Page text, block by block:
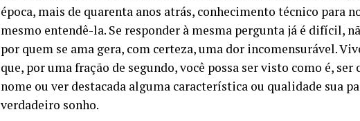
época, mais de quarenta anos atrás, conhecimento técnico para
mesmo entendê-la. Se responder à mesma pergunta já é difícil,
por quem se ama gera, com certeza, uma dor incomensurável.
que, por uma fração de segundo, você possa ser visto como é, ser
nome ou ver destacada alguma característica ou qualidade sua
verdadeiro sonho.